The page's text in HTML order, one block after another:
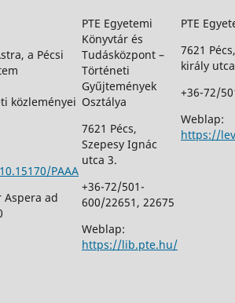
a Pécsi
közleményei
PAAA
ad
PTE Egyetemi
Könyvtár és
Tudásközpont –
Történeti
Gyűjtemények
Osztálya
7621 Pécs,
Szepesy Ignác
utca 3.
+36-72/501-
600/22651, 22675
Weblap:
https://lib.pte.hu/
PTE
7621
király
+36-72/
Weblap:
https://